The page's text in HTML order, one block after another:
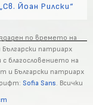
Йоан Рилски“
по времето на
патриарх
благословението на
Български патриарх
Sofia Sans. Всички